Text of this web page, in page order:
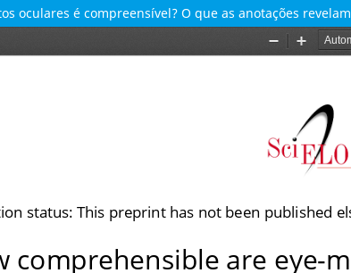
oculares é compreensível? O que as anotações revelam